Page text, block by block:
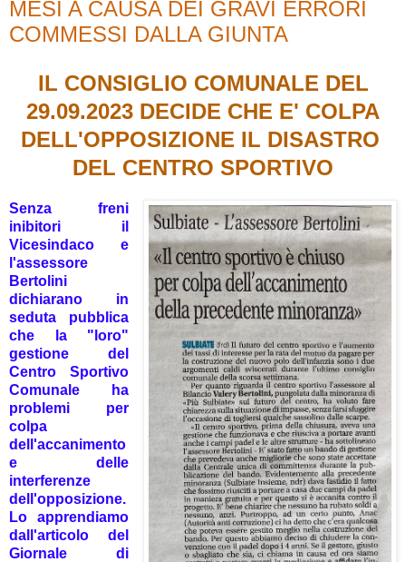
MESI A CAUSA DEI GRAVI ERRORI
COMMESSI DALLA GIUNTA
IL CONSIGLIO COMUNALE DEL
29.09.2023 DECIDE CHE E' COLPA
DELL'OPPOSIZIONE IL DISASTRO
DEL CENTRO SPORTIVO
Senza freni
inibitori il
Vicesindaco e
l'assessore
Bertolini
dichiarano in
seduta pubblica
che la "loro"
gestione del
Centro Sportivo
Comunale ha
problemi per
colpa
dell'accanimento
e delle
interferenze
dell'opposizione.
Lo apprendiamo
dall'articolo del
Giornale di